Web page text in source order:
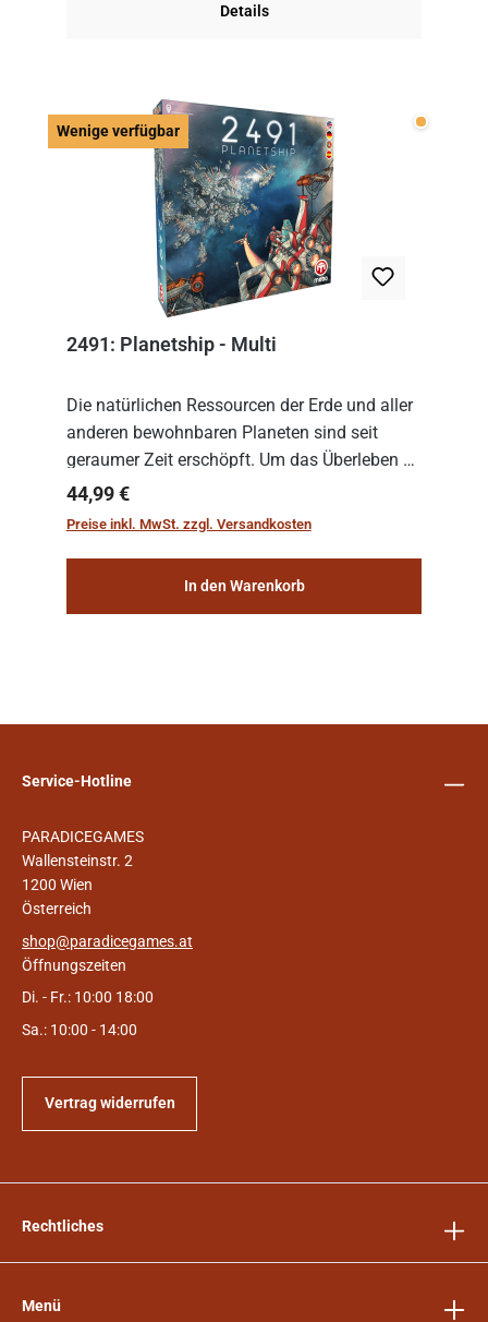
Details
Wenige verfügbar Wenige
2491: Planetship - Multi
Die natürlichen Ressourcen der Erde und aller
anderen bewohnbaren Planeten sind seit
geraumer Zeit erschöpft. Um das Überleben zu
sichern, wurden die sogenannten
„Weltenschiffe“ gebaut. Auf diesen
Regulärer Preis:
44,99 €
Preise inkl. MwSt. zzgl. Versandkosten
In den Warenkorb
Service-Hotline
PARADICEGAMES
Wallensteinstr. 2
1200 Wien
Österreich
shop@paradicegames.at
Öffnungszeiten
Di. - Fr.: 10:00 18:00
Sa.: 10:00 - 14:00
Vertrag widerrufen
Rechtliches
Menü